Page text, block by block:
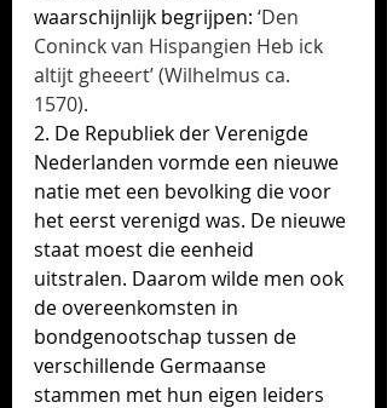
waarschijnlijk begrijpen: ‘Den
Coninck van Hispangien Heb ick
altijt gheeert’ (Wilhelmus ca.
1570).
2. De Republiek der Verenigde
Nederlanden vormde een nieuwe
natie met een bevolking die voor
het eerst verenigd was. De nieuwe
staat moest die eenheid
uitstralen. Daarom wilde men ook
de overeenkomsten in
bondgenootschap tussen de
verschillende Germaanse
stammen met hun eigen leiders